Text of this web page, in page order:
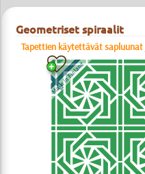
Geometriset spiraalit
Tapettien käytettävät sapluunat